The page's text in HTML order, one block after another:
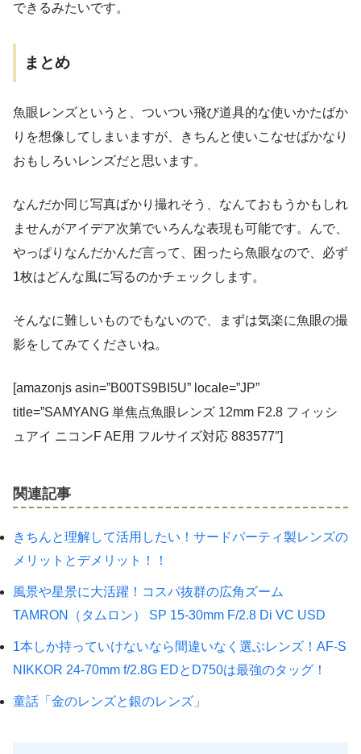
できるみたいです。
まとめ
魚眼レンズというと、ついつい飛び道具的な使いかたばか
りを想像してしまいますが、きちんと使いこなせばかなり
おもしろいレンズだと思います。
なんだか同じ写真ばかり撮れそう、なんておもうかもしれ
ませんがアイデア次第でいろんな表現も可能です。んで、
やっぱりなんだかんだ言って、困ったら魚眼なので、必ず
1枚はどんな風に写るのかチェックします。
そんなに難しいものでもないので、まずは気楽に魚眼の撮
影をしてみてくださいね。
[amazonjs asin=”B00TS9BI5U” locale=”JP”
title=”SAMYANG 単焦点魚眼レンズ 12mm F2.8 フィッシ
ュアイ ニコンF AE用 フルサイズ対応 883577″]
関連記事
きちんと理解して活用したい！サードパーティ製レンズの
メリットとデメリット！！
風景や星景に大活躍！コスパ抜群の広角ズーム
TAMRON（タムロン） SP 15-30mm F/2.8 Di VC USD
1本しか持っていけないなら間違いなく選ぶレンズ！AF-S
NIKKOR 24-70mm f/2.8G EDとD750は最強のタッグ！
童話「金のレンズと銀のレンズ」